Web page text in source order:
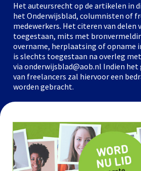
Het auteursrecht op de artikelen in
het Onderwijsblad, columnisten of
medewerkers. Het citeren van delen
toegestaan, mits met
overname, herplaatsing of opname
is slechts toegestaan na overleg
via onderwijsblad@aob.nl Indien
van freelancers zal hiervoor een
worden gebracht.